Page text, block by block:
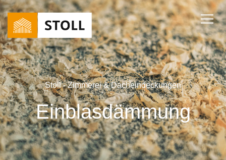
Stoll - Zimmerei & Dacheindeckungen
Einblasdämmung